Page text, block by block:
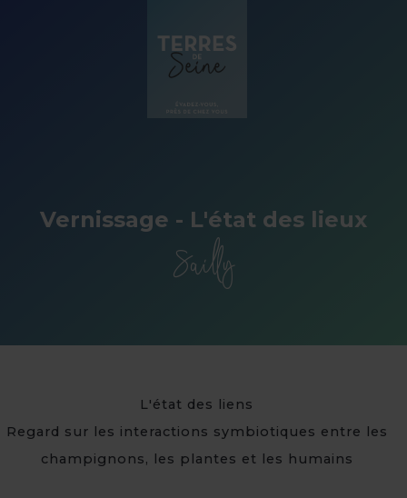
Vernissage - L'état des lieux
Sailly
L'état des liens
Regard sur les interactions symbiotiques entre les
champignons, les plantes et les humains